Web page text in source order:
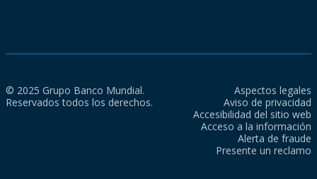
© 2025 Grupo Banco Mundial.
Reservados todos los derechos.
Aspectos legales
Aviso de privacidad
Accesibilidad del sitio web
Acceso a la información
Alerta de fraude
Presente un reclamo